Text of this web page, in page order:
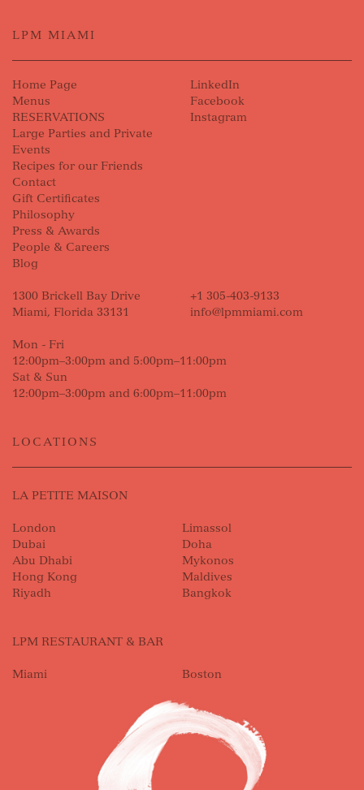
LPM MIAMI
Home Page
Menus
RESERVATIONS
Large Parties and Private
Events
Recipes for our Friends
Contact
Gift Certificates
Philosophy
Press & Awards
People & Careers
Blog
1300 Brickell Bay Drive
Miami, Florida 33131
+1 305-403-9133
info@lpmmiami.com
Mon - Fri
12:00pm–3:00pm and 5:00pm–11:00pm
Sat & Sun
12:00pm–3:00pm and 6:00pm–11:00pm
LinkedIn
Facebook
Instagram
LOCATIONS
LA PETITE MAISON
London
Dubai
Abu Dhabi
Hong Kong
Riyadh
Limassol
Doha
Mykonos
Maldives
Bangkok
LPM RESTAURANT & BAR
Miami Boston